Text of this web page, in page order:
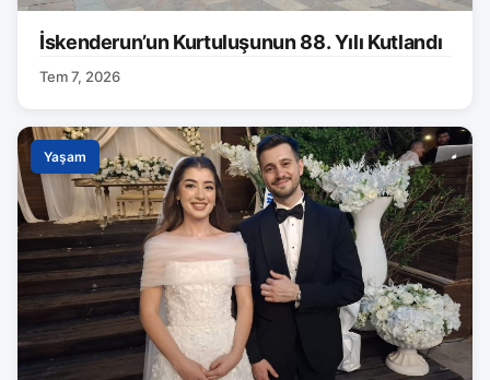
İskenderun’un Kurtuluşunun 88. Yılı Kutlandı
Tem 7, 2026
Yaşam